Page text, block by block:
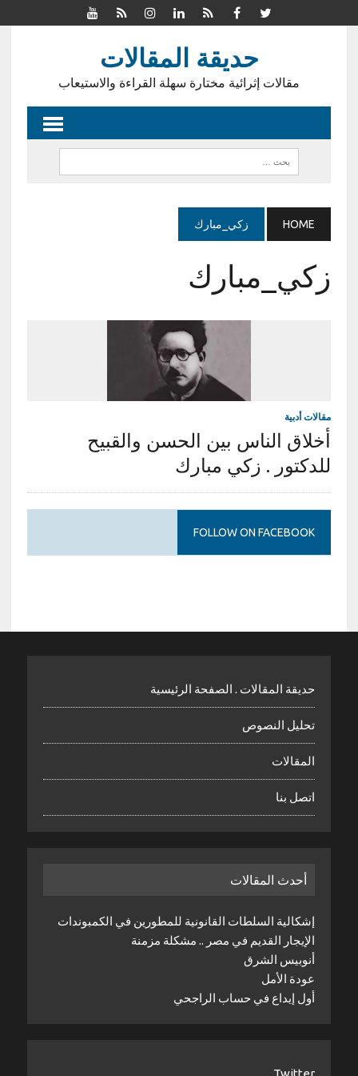
حديقة المقالات
مقالات إثرائية مختارة سهلة القراءة والاستيعاب
HOME زكي_مبارك
زكي_مبارك
مقالات أدبية
أخلاق الناس بين الحسن والقبيح
للدكتور . زكي مبارك
FOLLOW ON FACEBOOK
حديقة المقالات . الصفحة الرئيسية
تحليل النصوص
المقالات
اتصل بنا
أحدث المقالات
إشكالية السلطات القانونية للمطورين في الكمبوندات
الإيجار القديم في مصر .. مشكلة مزمنة
أنوبيس الشرق
عودة الأمل
أول إيداع في حساب الراجحي
Twitter